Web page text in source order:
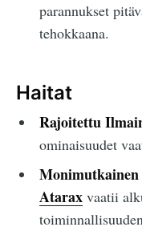
parannukset
tehokkaana.
Haitat
Rajoitettu
ominaisuudet
Ataraxvaatii